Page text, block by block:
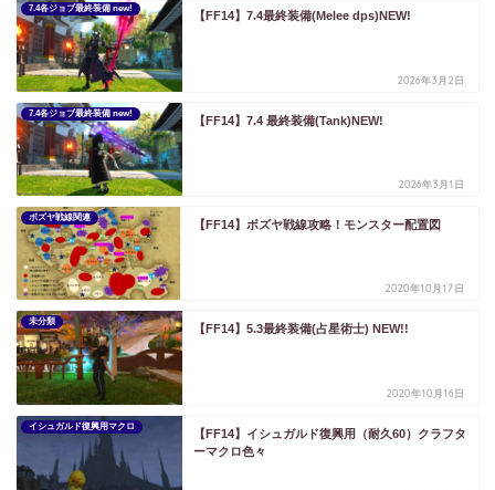
7.4各ジョブ最終装備 new!
【FF14】7.4最終装備(Melee dps)NEW!
2026年3月2日
7.4各ジョブ最終装備 new!
【FF14】7.4 最終装備(Tank)NEW!
2026年3月1日
ボズヤ戦線関連
【FF14】ボズヤ戦線攻略！モンスター配置図
2020年10月17日
未分類
【FF14】5.3最終装備(占星術士) NEW!!
2020年10月16日
イシュガルド復興用マクロ
【FF14】イシュガルド復興用（耐久60）クラフタ
ーマクロ色々